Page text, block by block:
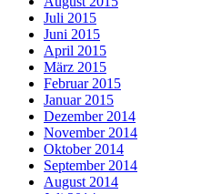
Juli 2015
Juni 2015
April 2015
März 2015
Februar 2015
Januar 2015
Dezember 2014
November 2014
Oktober 2014
September 2014
August 2014